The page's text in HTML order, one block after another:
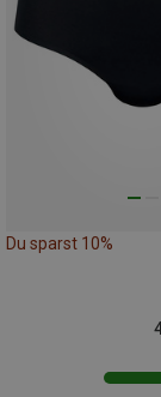
Du sparst 10%